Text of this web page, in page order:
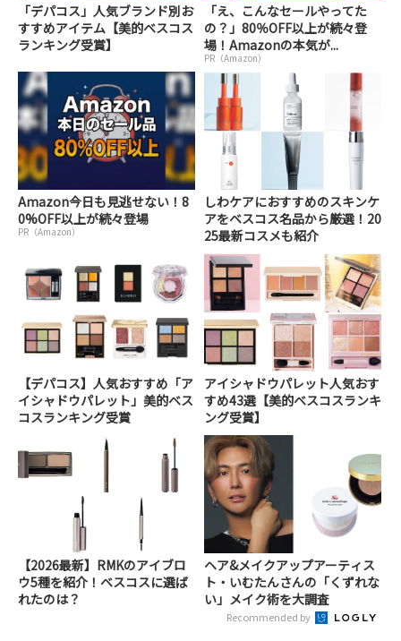
「デパコス」人気ブランド別お
すすめアイテム【美的ベスコス
ランキング受賞】
「え、こんなセールやってた
の？」80％OFF以上が続々登
場！Amazonの本気が...
PR（Amazon）
Amazon今日も見逃せない！8
0%OFF以上が続々登場
PR（Amazon）
しわケアにおすすめのスキンケ
アをベスコス名品から厳選！20
25最新コスメも紹介
【デパコス】人気おすすめ「ア
イシャドウパレット」美的ベス
コスランキング受賞
アイシャドウパレット人気おす
すめ43選【美的ベスコスランキ
ング受賞】
【2026最新】RMKのアイブロ
ウ5種を紹介！ベスコスに選ば
れたのは？
ヘア&メイクアップアーティス
ト・いむたんさんの「くずれな
い」メイク術を大調査
Recommended by